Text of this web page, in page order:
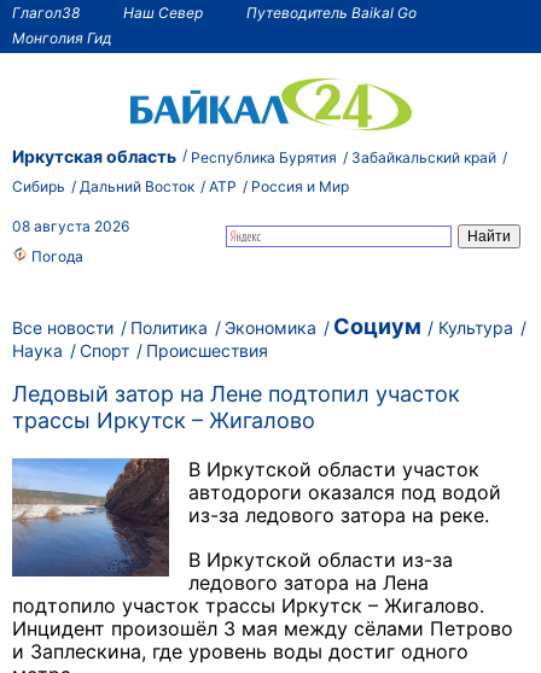
Глагол38 Наш Север
Путеводитель Baikal Go
Монголия Гид
Иркутская область Республика Бурятия
Забайкальский край
Сибирь
Дальний Восток АТР Россия и Мир
08 августа 2026
Погода
Все новости Политика Экономика Социум
Культура
Наука
Спорт Происшествия
Ледовый затор на Лене подтопил участок
трассы Иркутск – Жигалово
В Иркутской области участок
автодороги оказался под водой
из-за ледового затора на реке.
В Иркутской области из-за
ледового затора на Лена
подтопило участок трассы Иркутск – Жигалово.
Инцидент произошёл 3 мая между сёлами Петрово
и Заплескина, где уровень воды достиг одного